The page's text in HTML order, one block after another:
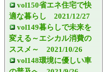
vol150省エネ住宅で快
適な暮らし 2021/12/27
vol149暮らしで未来を
変える～エシカル消費の
ススメ～ 2021/10/26
vol148環境に優しい車